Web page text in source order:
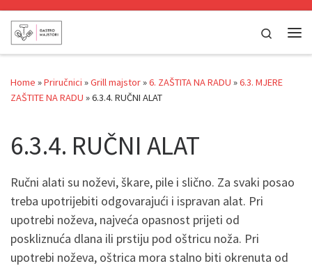
Skip to content
Search
Home »Priručnici »Grill majstor»6. ZAŠTITA NA RADU »6.3. MJERE
ZAŠTITE NA RADU »6.3.4. RUČNI ALAT
6.3.4. RUČNI ALAT
Ručni alati su noževi, škare, pile i slično. Za svaki posao
treba upotrijebiti odgovarajući i ispravan alat. Pri
upotrebi noževa, najveća opasnost prijeti od
poskliznuća dlana ili prstiju pod oštricu noža. Pri
upotrebi noževa, oštrica mora stalno biti okrenuta od